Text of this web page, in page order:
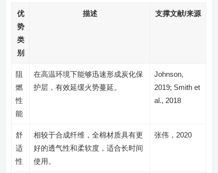
优
势
类
别
描述 支撑文献/来源
阻
燃
性
能
在高温环境下能够迅速形成炭化保
护层，有效延缓火势蔓延。
Johnson,
2019; Smith et
al., 2018
舒
适
性
相较于合成纤维，全棉材质具有更
好的透气性和柔软度，适合长时间
使用。
张伟，2020